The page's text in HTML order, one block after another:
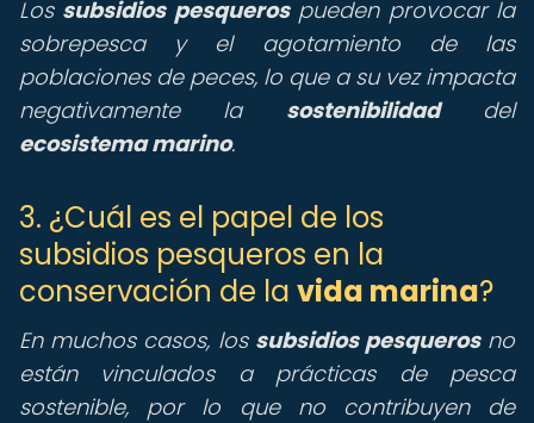
Los subsidios pesquerospueden provocar la
sobrepesca y el agotamiento de las
poblaciones de peces, lo que a su vez impacta
negativamente la sostenibilidaddel
ecosistema marino.
3. ¿Cuál es el papel de los
subsidios pesqueros en la
conservación de la vida marina?
En muchos casos, los subsidios pesquerosno
están vinculados a prácticas de pesca
sostenible, por lo que no contribuyen de